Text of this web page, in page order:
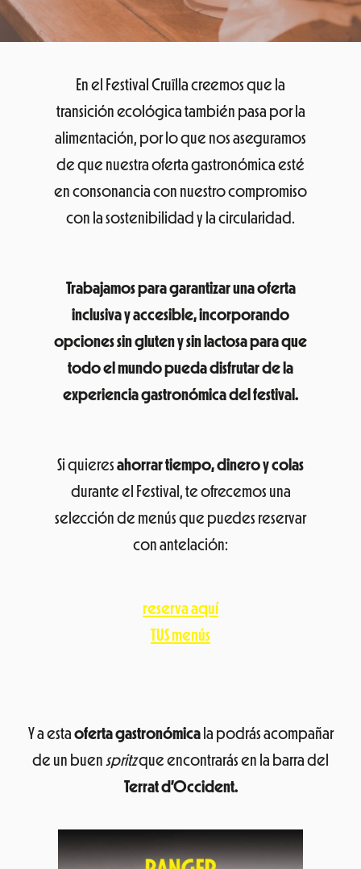
En el Festival Cruïlla creemos que la
transición ecológica también pasa por la
alimentación, por lo que nos aseguramos
de que nuestra oferta gastronómica esté
en consonancia con nuestro compromiso
con la sostenibilidad y la circularidad.
Trabajamos para garantizar una oferta
inclusiva y accesible, incorporando
opciones sin gluten y sin lactosa para que
todo el mundo pueda disfrutar de la
experiencia gastronómica del festival.
Si quieresahorrar tiempo, dinero y colas
durante el Festival, te ofrecemos una
selección de menús que puedes reservar
con antelación:
reserva aquí
TUS menús
Y a estaoferta gastronómicala podrás acompañar
de un buen spritzque encontrarás en la barra del
Terrat d’Occident.